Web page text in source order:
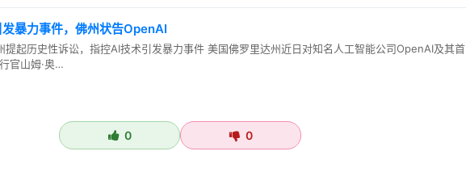
暴力事件，佛州状告OpenAI
提起历史性诉讼，指控AI技术引发暴力事件 美国佛罗里达州近日对知名人工智能公司OpenAI及其首
官山姆·奥…
0 0